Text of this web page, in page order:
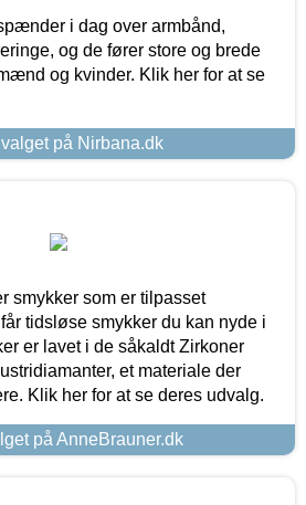
i dag over armbånd,
og de fører store og brede
og kvinder. Klik her for at se
på Nirbana.dk
smykker som er tilpasset
tidsløse smykker du kan nyde i
er lavet i de såkaldt Zirkoner
et materiale der
Klik her for at se deres udvalg.
på AnneBrauner.dk